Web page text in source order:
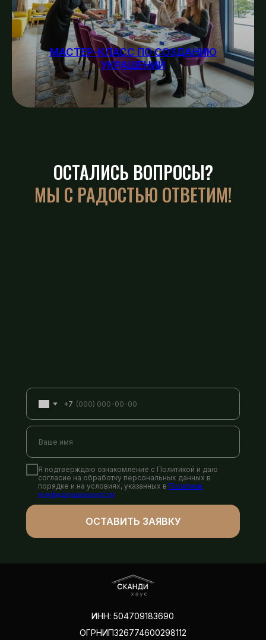
МАСТЕР-КЛАСС ПО СОЗДАНИЮ
УКРАШЕНИЙ
+7
Я подтверждаю ознакомление с Политикой и даю
согласие на обработку персональных данных в
порядке и на условиях, указанных в Политике
конфиденциальности
ОСТАВИТЬ ЗАЯВКУ
ОСТАЛИСЬ ВОПРОСЫ?
МЫ С РАДОСТЬЮ ОТВЕТИМ!
ИНН: 504709183690
ОГРНИП326774600298112